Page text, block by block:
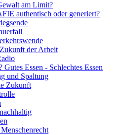
am Limit?
authentisch oder generiert?
der Arbeit
Gutes Essen - Schlechtes Essen
und Spaltung
Zukunft